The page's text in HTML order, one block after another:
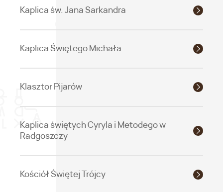
Kaplica św. Jana Sarkandra
Kaplica Świętego Michała
Klasztor Pijarów
Kaplica świętych Cyryla i Metodego w
Radgoszczy
Kościół Świętej Trójcy